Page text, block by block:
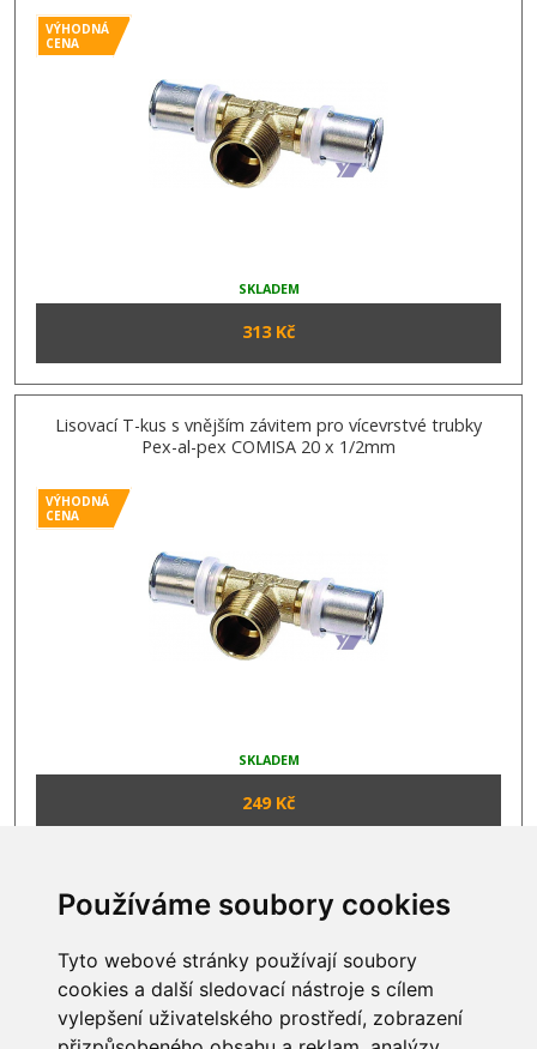
Používáme soubory cookies
Tyto webové stránky používají soubory
cookies a další sledovací nástroje s cílem
vylepšení uživatelského prostředí, zobrazení
VÝHODNÁ
CENA
SKLADEM
313 Kč
Lisovací T-kus s vnějším závitem pro vícevrstvé trubky
Pex-al-pex COMISA 20 x 1/2mm
VÝHODNÁ
CENA
SKLADEM
249 Kč
INFORMACE